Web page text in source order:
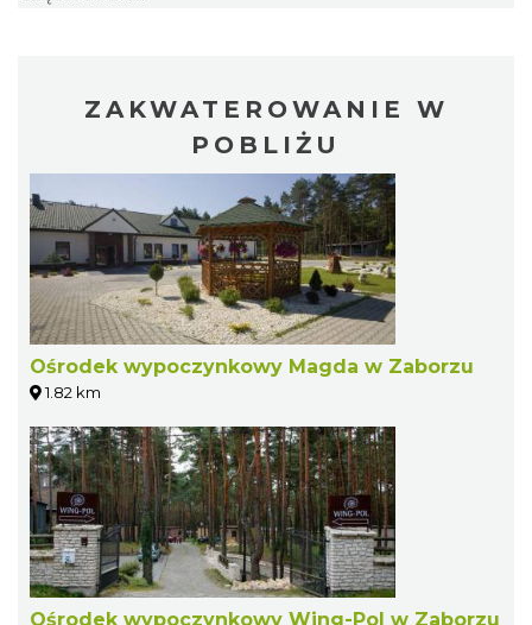
ZAKWATEROWANIE W
POBLIŻU
Ośrodek wypoczynkowy Magda w Zaborzu
1.82 km
Ośrodek wypoczynkowy Wing-Pol w Zaborzu